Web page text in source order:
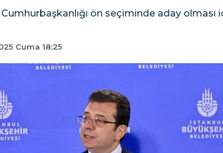
ön seçiminde aday
Cuma 18:25